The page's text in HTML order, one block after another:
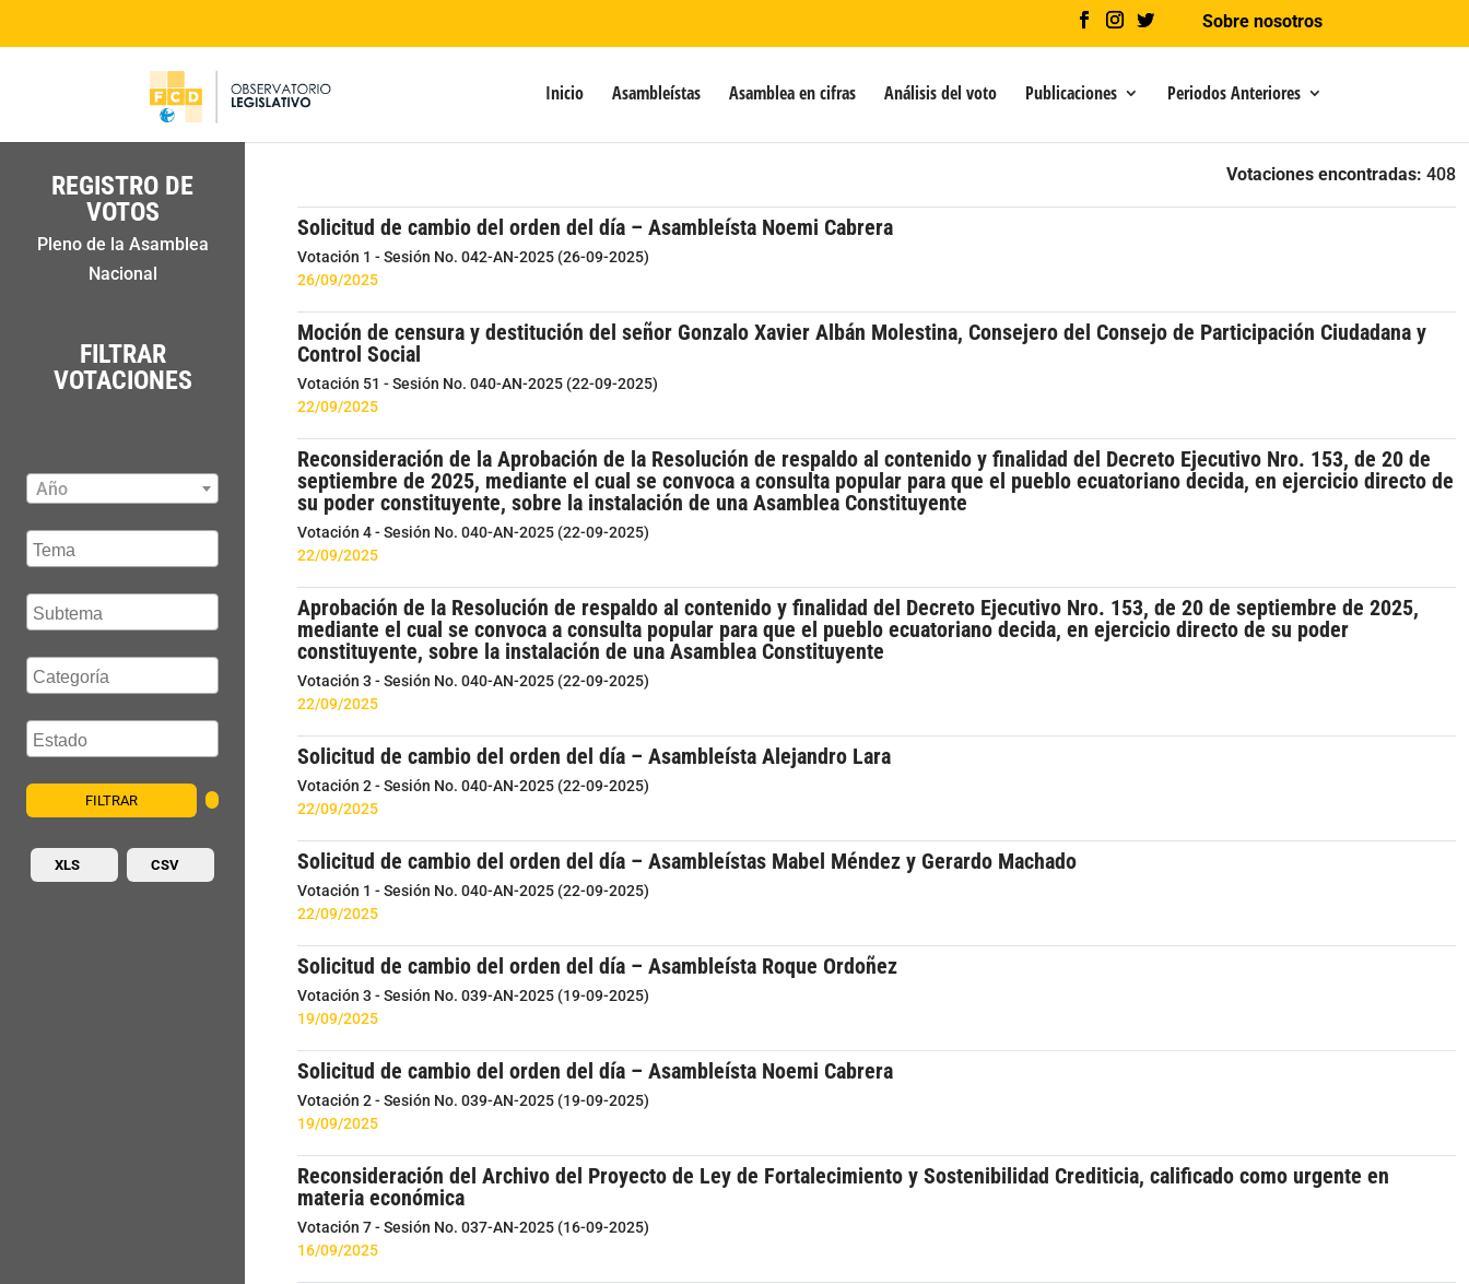
Sobre nosotros
Inicio Asambleístas Asamblea en cifras Análisis del voto Publicaciones Periodos Anteriores
REGISTRO DE
VOTOS
Pleno de la Asamblea
Nacional
FILTRAR
VOTACIONES
Año
FILTRAR
XLS CSV
Votaciones encontradas: 408
Solicitud de cambio del orden del día – Asambleísta Noemi Cabrera
Votación 1 - Sesión No. 042-AN-2025 (26-09-2025)
26/09/2025
Moción de censura y destitución del señor Gonzalo Xavier Albán Molestina, Consejero del Consejo de Participación Ciudadana y
Control Social
Votación 51 - Sesión No. 040-AN-2025 (22-09-2025)
22/09/2025
Reconsideración de la Aprobación de la Resolución de respaldo al contenido y finalidad del Decreto Ejecutivo Nro. 153, de 20 de
septiembre de 2025, mediante el cual se convoca a consulta popular para que el pueblo ecuatoriano decida, en ejercicio directo de
su poder constituyente, sobre la instalación de una Asamblea Constituyente
Votación 4 - Sesión No. 040-AN-2025 (22-09-2025)
22/09/2025
Aprobación de la Resolución de respaldo al contenido y finalidad del Decreto Ejecutivo Nro. 153, de 20 de septiembre de 2025,
mediante el cual se convoca a consulta popular para que el pueblo ecuatoriano decida, en ejercicio directo de su poder
constituyente, sobre la instalación de una Asamblea Constituyente
Votación 3 - Sesión No. 040-AN-2025 (22-09-2025)
22/09/2025
Solicitud de cambio del orden del día – Asambleísta Alejandro Lara
Votación 2 - Sesión No. 040-AN-2025 (22-09-2025)
22/09/2025
Solicitud de cambio del orden del día – Asambleístas Mabel Méndez y Gerardo Machado
Votación 1 - Sesión No. 040-AN-2025 (22-09-2025)
22/09/2025
Solicitud de cambio del orden del día – Asambleísta Roque Ordoñez
Votación 3 - Sesión No. 039-AN-2025 (19-09-2025)
19/09/2025
Solicitud de cambio del orden del día – Asambleísta Noemi Cabrera
Votación 2 - Sesión No. 039-AN-2025 (19-09-2025)
19/09/2025
Reconsideración del Archivo del Proyecto de Ley de Fortalecimiento y Sostenibilidad Crediticia, calificado como urgente en
materia económica
Votación 7 - Sesión No. 037-AN-2025 (16-09-2025)
16/09/2025